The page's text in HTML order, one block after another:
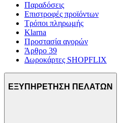
Παραδόσεις
Επιστροφές προϊόντων
Τρόποι πληρωμής
Klarna
Προστασία αγορών
Άρθρο 39
Δωροκάρτες SHOPFLIX
ΕΞΥΠΗΡΕΤΗΣΗ ΠΕΛΑΤΩΝ